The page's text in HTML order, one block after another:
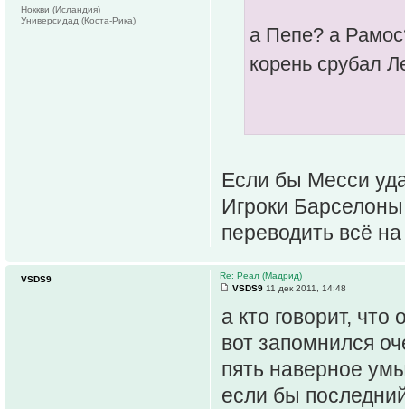
а Пепе? а
корень срубал
Если бы Месси
Игроки
переводить всё
Ноккви (Исландия)
Универсидад (Коста-Рика)
Re: Реал (Мадрид)
VSDS9 11 дек 2011, 14:48
а кто говорит,
вот запомнился
пять наверное
если бы
VSDS9